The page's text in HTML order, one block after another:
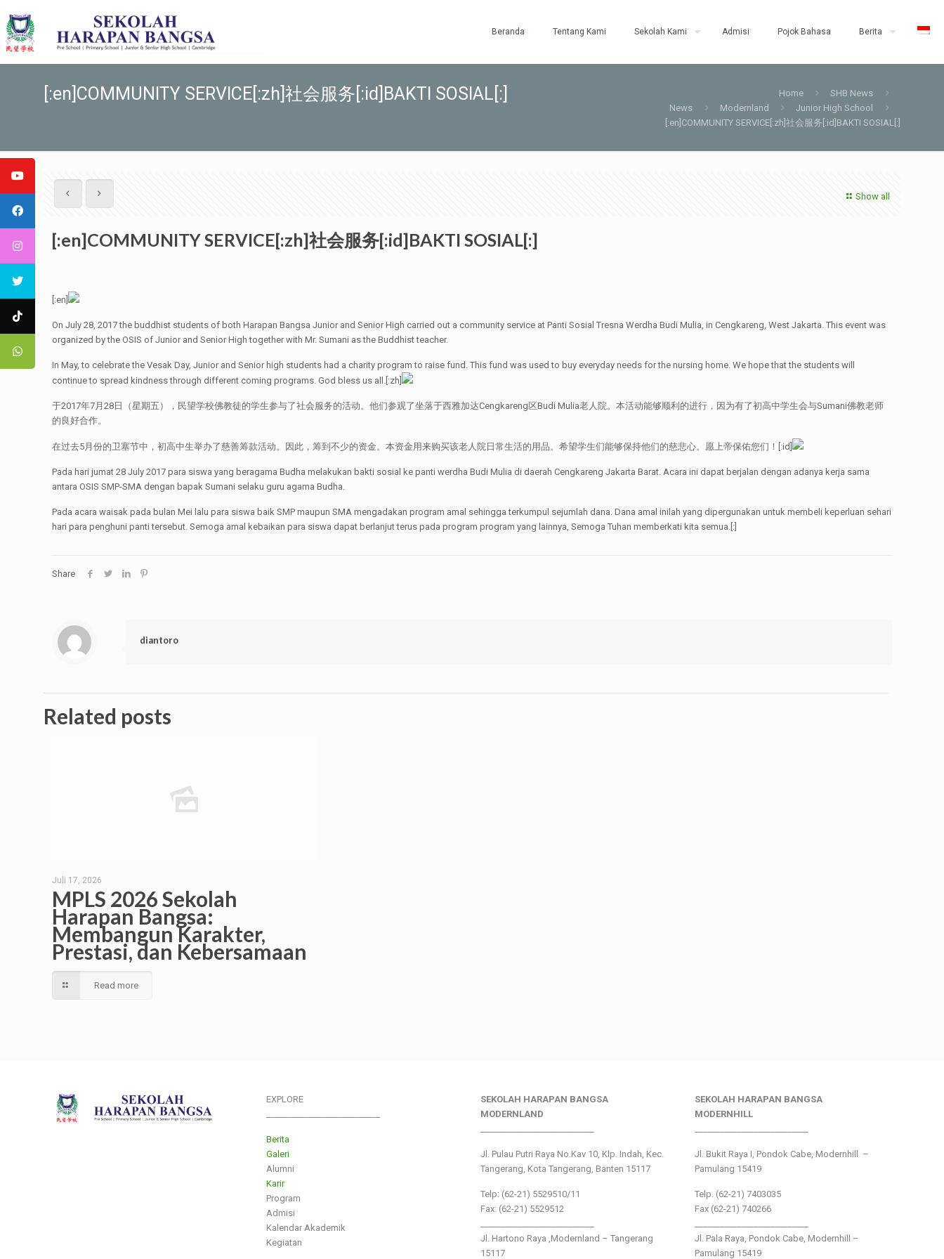
Beranda Tentang Kami Sekolah Kami Admisi Pojok Bahasa Berita
[:en]COMMUNITY SERVICE[:zh]社会服务[:id]BAKTI SOSIAL[:] Home
SHB News
News
Modernland
Junior High School
[:en]COMMUNITY SERVICE[:zh]社会服务[:id]BAKTI SOSIAL[:]
Show all
[:en]COMMUNITY SERVICE[:zh]社会服务[:id]BAKTI SOSIAL[:]
[:en]
On July 28, 2017 the buddhist students of both Harapan Bangsa Junior and Senior High carried out a community service at Panti Sosial Tresna Werdha Budi Mulia, in Cengkareng, West Jakarta. This event was
organized by the OSIS of Junior and Senior High together with Mr. Sumani as the Buddhist teacher.
In May, to celebrate the Vesak Day, Junior and Senior high students had a charity program to raise fund. This fund was used to buy everyday needs for the nursing home. We hope that the students will
continue to spread kindness through different coming programs. God bless us all.[:zh]
于2017年7月28日（星期五），民望学校佛教徒的学生参与了社会服务的活动。他们参观了坐落于西雅加达Cengkareng区Budi Mulia老人院。本活动能够顺利的进行，因为有了初高中学生会与Sumani佛教老师
的良好合作。
在过去5月份的卫塞节中，初高中生举办了慈善筹款活动。因此，筹到不少的资金。本资金用来购买该老人院日常生活的用品。希望学生们能够保持他们的慈悲心。愿上帝保佑您们！[:id]
Pada hari jumat 28 July 2017 para siswa yang beragama Budha melakukan bakti sosial ke panti werdha Budi Mulia di daerah Cengkareng Jakarta Barat. Acara ini dapat berjalan dengan adanya kerja sama
antara OSIS SMP-SMA dengan bapak Sumani selaku guru agama Budha.
Pada acara waisak pada bulan Mei lalu para siswa baik SMP maupun SMA mengadakan program amal sehingga terkumpul sejumlah dana. Dana amal inilah yang dipergunakan untuk membeli keperluan sehari
hari para penghuni panti tersebut. Semoga amal kebaikan para siswa dapat berlanjut terus pada program program yang lainnya, Semoga Tuhan memberkati kita semua.[:]
Share
diantoro
Related posts
Juli 17, 2026
MPLS 2026 Sekolah
Harapan Bangsa:
Membangun Karakter,
Prestasi, dan Kebersamaan
Read more
EXPLORE
Berita
Galeri
Alumni
Karir
Program
Admisi
Kalendar Akademik
Kegiatan
SEKOLAH HARAPAN BANGSA
MODERNLAND
Jl. Pulau Putri Raya No.Kav 10, Klp. Indah, Kec.
Tangerang, Kota Tangerang, Banten 15117
Telp: (62-21) 5529510/11
Fax: (62-21) 5529512
Jl. Hartono Raya ,Modernland – Tangerang
15117
SEKOLAH HARAPAN BANGSA
MODERNHILL
Jl. Bukit Raya I, Pondok Cabe, Modernhill –
Pamulang 15419
Telp. (62-21) 7403035
Fax (62-21) 740266
Jl. Pala Raya, Pondok Cabe, Modernhill –
Pamulang 15419